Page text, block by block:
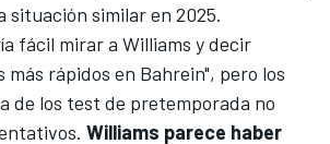
situación similar en 2025.
fácil mirar a Williams y decir
rápidos en Bahrein", pero los
de los test de pretemporada no
Williams parece haber